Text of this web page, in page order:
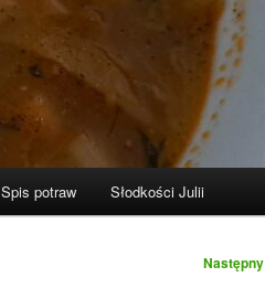
Spis potraw Słodkości Julii
Następny